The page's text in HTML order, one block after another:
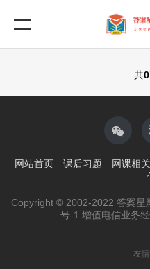
共0
网站首页 课后习题 网课相关
Copyright © 2002-2022 答案星
号-1 增值电信业务
友